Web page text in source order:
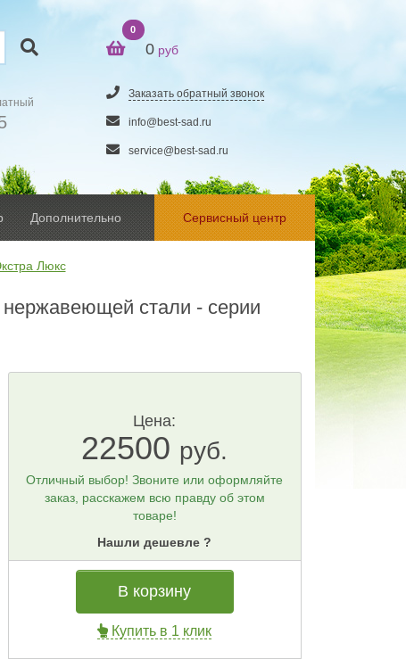
0
0 руб
Заказать обратный звонок
info@best-sad.ru
service@best-sad.ru
Дополнительно Сервисный центр
Люкс
стали - серии
Цена:
22500 руб.
Отличный выбор! Звоните или оформляйте
заказ, расскажем всю правду об этом
товаре!
Нашли дешевле ?
В корзину
Купить в 1 клик